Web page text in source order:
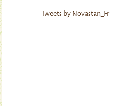
Tweets by Novastan_Fr